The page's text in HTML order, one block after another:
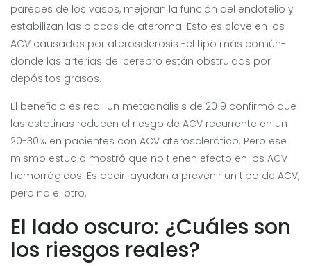
paredes de los vasos, mejoran la función del endotelio y
estabilizan las placas de ateroma. Esto es clave en los
ACV causados por aterosclerosis -el tipo más común-
donde las arterias del cerebro están obstruidas por
depósitos grasos.
El beneficio es real. Un metaanálisis de 2019 confirmó que
las estatinas reducen el riesgo de ACV recurrente en un
20-30% en pacientes con ACV aterosclerótico. Pero ese
mismo estudio mostró que no tienen efecto en los ACV
hemorrágicos. Es decir: ayudan a prevenir un tipo de ACV,
pero no el otro.
El lado oscuro: ¿Cuáles son
los riesgos reales?